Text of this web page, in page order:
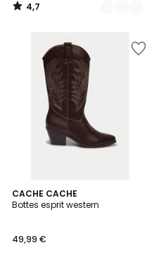
4,7
/
CACHE CACHE
Bottes esprit western
49,99 €